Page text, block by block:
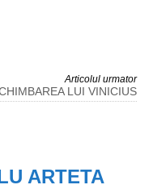
Articolul urmator
LUI VINICIUS
ARTETA